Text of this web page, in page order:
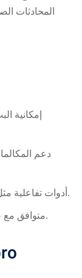
المحادثات
إمكانية
دعم
أدوات تفاعلية مثل إرسال الهدايا الافتراضية والرموز التعبيرية.
متوافق مع جميع أجهزة الهواتف الذكية والأجهزة اللوحية.